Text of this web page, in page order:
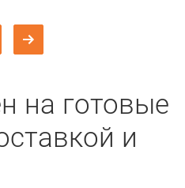
на готовые
и